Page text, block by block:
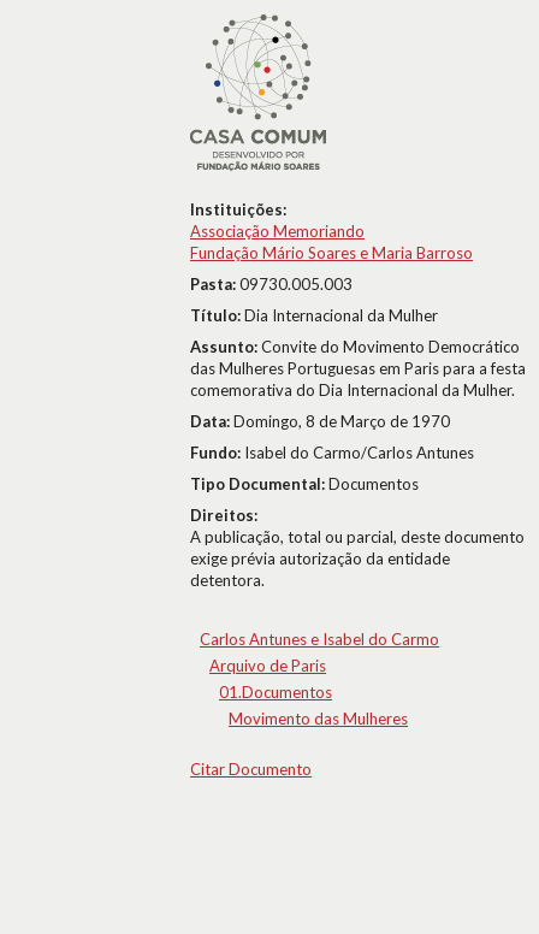
Instituições:
Associação Memoriando
Fundação Mário Soares e Maria Barroso
Pasta:09730.005.003
Título:Dia Internacional da Mulher
Assunto:Convite do Movimento Democrático
das Mulheres Portuguesas em Paris para a festa
comemorativa do Dia Internacional da Mulher.
Data:Domingo, 8 de Março de 1970
Fundo: Isabel do Carmo/Carlos Antunes
Tipo Documental:Documentos
Direitos:
A publicação, total ou parcial, deste documento
exige prévia autorização da entidade
detentora.
Carlos Antunes e Isabel do Carmo
Arquivo de Paris
01.Documentos
Movimento das Mulheres
Citar Documento